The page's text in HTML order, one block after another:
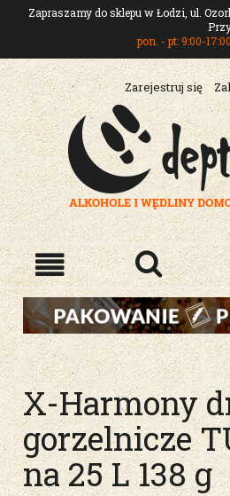
Zapraszamy do sklepu w Łodzi, ul.
pon. - pt: 9:00-
Zarejestruj się
X-Harmony
gorzelnicze
na 25 L 138 g